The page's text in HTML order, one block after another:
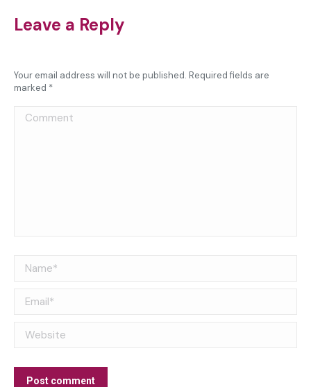
Leave a Reply
Your email address will not be published. Required fields are
marked *
Comment
Name *
Email *
Website
Post comment